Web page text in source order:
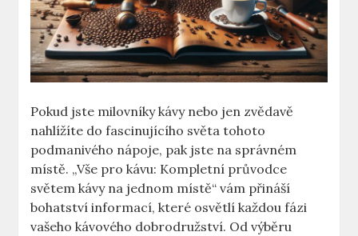
Pokud jste milovníky kávy nebo jen zvědavě
nahlížíte do fascinujícího světa tohoto
podmanivého nápoje, pak jste na správném
místě. „Vše pro kávu: Kompletní průvodce
světem kávy na jednom místě“ vám přináší
bohatství informací, které osvětlí každou fázi
vašeho kávového dobrodružství. Od výběru